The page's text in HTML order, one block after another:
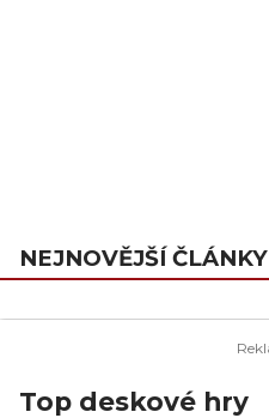
NEJNOVĚJŠÍ ČLÁNKY
Top deskové hry